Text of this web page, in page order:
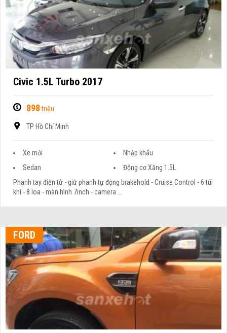
Civic 1.5L Turbo 2017
898triệu
TP Hồ Chí Minh
Xe mới
Nhập khẩu
Sedan
Động cơ Xăng 1.5L
Phanh tay điện tử - giữ phanh tự động brakehold - Cruise Control - 6 túi
khí - 8 loa - màn hình 7inch - camera ...
FORD